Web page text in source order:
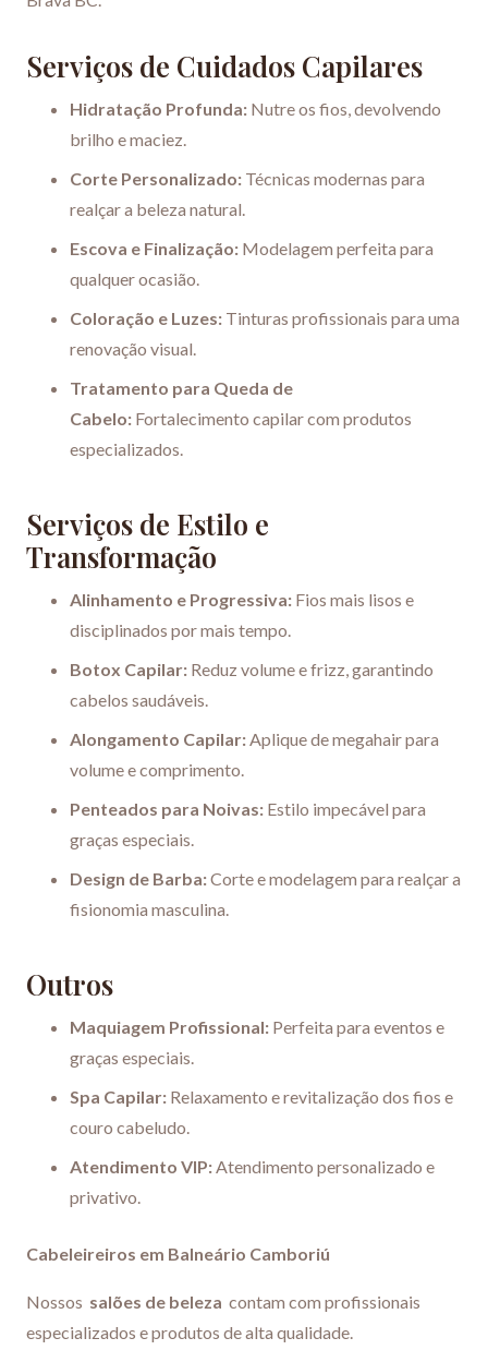
Serviços de Cuidados Capilares
Hidratação Profunda: Nutre os fios, devolvendo
brilho e maciez.
Corte Personalizado: Técnicas modernas para
realçar a beleza natural.
Escova e Finalização: Modelagem perfeita para
qualquer ocasião.
Coloração e Luzes: Tinturas profissionais para uma
renovação visual.
Tratamento para Queda de
Cabelo: Fortalecimento capilar com produtos
especializados.
Serviços de Estilo e
Transformação
Alinhamento e Progressiva: Fios mais lisos e
disciplinados por mais tempo.
Botox Capilar: Reduz volume e frizz, garantindo
cabelos saudáveis.
Alongamento Capilar:Aplique de megahair para
volume e comprimento.
Penteados para Noivas: Estilo impecável para
graças especiais.
Design de Barba:Corte e modelagem para realçar a
fisionomia masculina.
Outros
Maquiagem Profissional: Perfeita para eventos e
graças especiais.
Spa Capilar: Relaxamento e revitalização dos fios e
couro cabeludo.
Atendimento VIP:Atendimento personalizado e
privativo.
Cabeleireiros em Balneário Camboriú
Nossos salões de beleza contam com profissionais
especializados e produtos de alta qualidade.